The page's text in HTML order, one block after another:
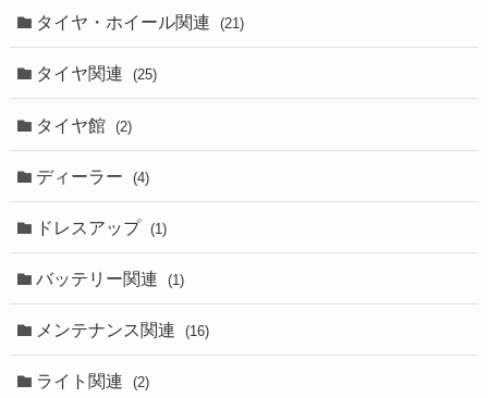
タイヤ・ホイール関連 (21)
タイヤ関連 (25)
タイヤ館 (2)
ディーラー (4)
ドレスアップ (1)
バッテリー関連 (1)
メンテナンス関連 (16)
ライト関連 (2)